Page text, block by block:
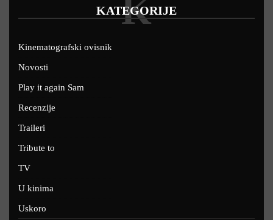
KATEGORIJE
K
Kinematografski ovisnik
Novosti
Play it again Sam
Recenzije
Traileri
Tribute to
TV
U kinima
Uskoro